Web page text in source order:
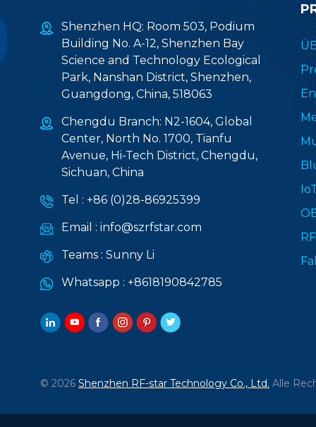
Shenzhen HQ: Room 503, Podium
Building No. A-12, Shenzhen Bay
Science and Technology Ecological
Park, Nanshan District, Shenzhen,
Guangdong, China, 518063
Chengdu Branch: N2-1604, Global
Center, North No. 1700, Tianfu
Avenue, Hi-Tech District, Chengdu,
Sichuan, China
Tel : +86 (0)28-86925399
Email : info@szrfstar.com
Teams : Sunny Li
Whatsapp : +8618190842785
© 2026 Shenzhen RF-star Technology Co., Ltd. Alle